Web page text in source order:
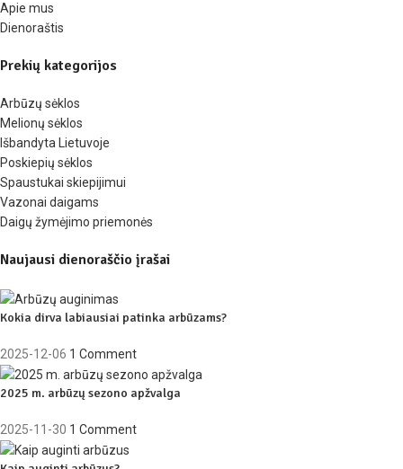
Apie mus
Dienoraštis
Prekių kategorijos
Arbūzų sėklos
Melionų sėklos
Išbandyta Lietuvoje
Poskiepių sėklos
Spaustukai skiepijimui
Vazonai daigams
Daigų žymėjimo priemonės
Naujausi dienoraščio įrašai
Kokia dirva labiausiai patinka arbūzams?
2025-12-06 1 Comment
2025 m. arbūzų sezono apžvalga
2025-11-30 1 Comment